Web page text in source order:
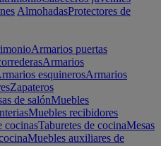
AlmohadasProtectores de
Armarios puertas
Armarios
esquinerosArmarios
Zapateros
de salónMuebles
Muebles recibidores
cocinasTaburetes de cocinaMesas
Muebles auxiliares de